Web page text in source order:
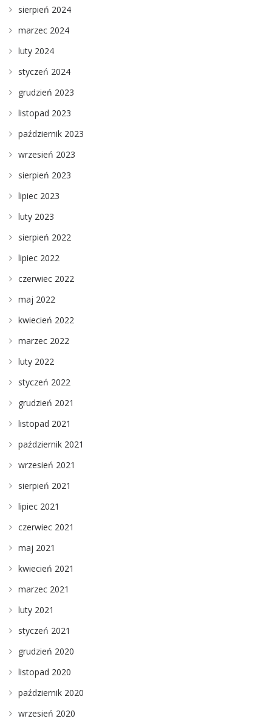
sierpień 2024
marzec 2024
luty 2024
styczeń 2024
grudzień 2023
listopad 2023
październik 2023
wrzesień 2023
sierpień 2023
lipiec 2023
luty 2023
sierpień 2022
lipiec 2022
czerwiec 2022
maj 2022
kwiecień 2022
marzec 2022
luty 2022
styczeń 2022
grudzień 2021
listopad 2021
październik 2021
wrzesień 2021
sierpień 2021
lipiec 2021
czerwiec 2021
maj 2021
kwiecień 2021
marzec 2021
luty 2021
styczeń 2021
grudzień 2020
listopad 2020
październik 2020
wrzesień 2020